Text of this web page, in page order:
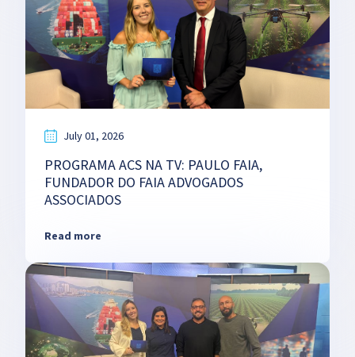
July 01, 2026
PROGRAMA ACS NA TV: PAULO FAIA,
FUNDADOR DO FAIA ADVOGADOS
ASSOCIADOS
Read more